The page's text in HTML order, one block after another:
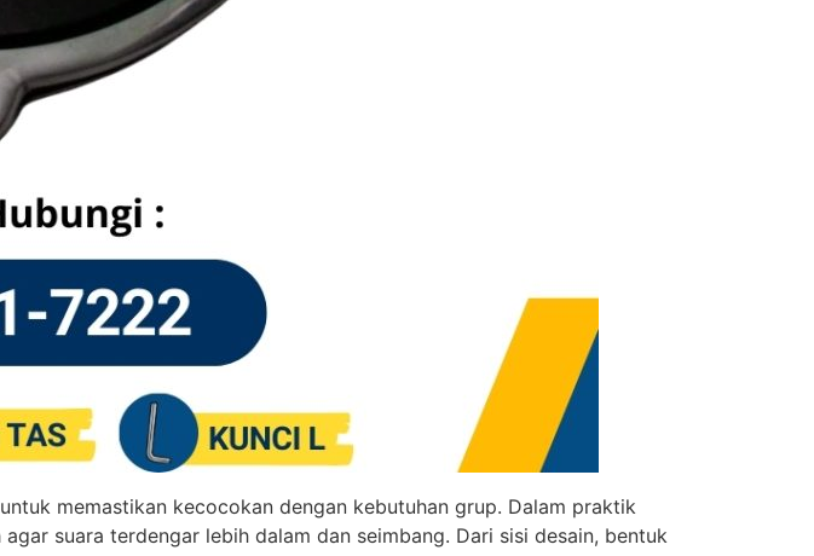
memastikan kecocokan dengan kebutuhan grup. Dalam praktik
suara terdengar lebih dalam dan seimbang. Dari sisi desain, bentuk